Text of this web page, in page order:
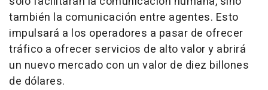
también la comunicación entre agentes. Esto
impulsará a los operadores a pasar de ofrecer
tráfico a ofrecer servicios de alto valor y abrirá
un nuevo mercado con un valor de diez billones
de dólares.